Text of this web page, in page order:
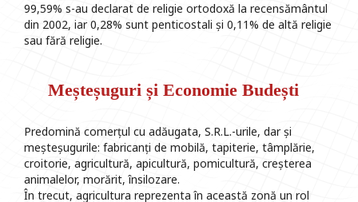
99,59% s-au declarat de religie ortodoxă la recensământul
din 2002, iar 0,28% sunt penticostali și 0,11% de altă religie
sau fără religie.
Meșteșuguri și Economie Budești
Predomină comerțul cu adăugata, S.R.L.-urile, dar și
meșteșugurile: fabricanți de mobilă, tapiterie, tâmplărie,
croitorie, agricultură, apicultură, pomicultură, creșterea
animalelor, morărit, însilozare.
În trecut, agricultura reprezenta în această zonă un rol